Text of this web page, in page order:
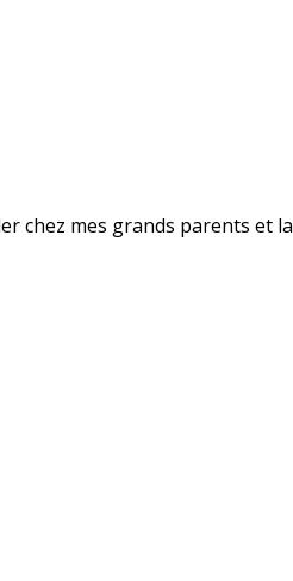
chez mes grands parents et la